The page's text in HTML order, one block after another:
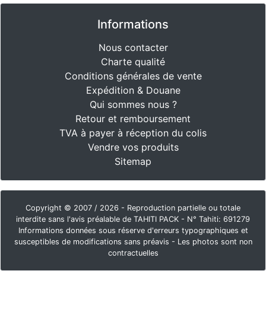
Informations
Nous contacter
Charte qualité
Conditions générales de vente
Expédition & Douane
Qui sommes nous ?
Retour et remboursement
TVA à payer à réception du colis
Vendre vos produits
Sitemap
Copyright © 2007 / 2026 - Reproduction partielle ou totale
interdite sans l'avis préalable de TAHITI PACK - N° Tahiti: 691279
Informations données sous réserve d'erreurs typographiques et
susceptibles de modifications sans préavis - Les photos sont non
contractuelles